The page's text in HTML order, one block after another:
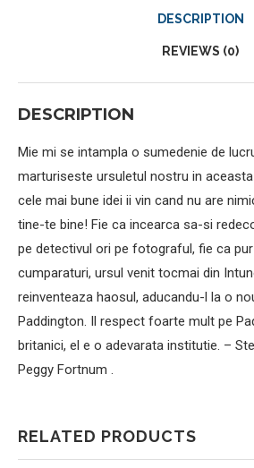
DESCRIPTION
REVIEWS (0)
DESCRIPTION
Mie mi se intampla o sumedenie de
marturiseste ursuletul nostru in
cele mai bune idei ii vin cand nu are
tine-te bine! Fie ca incearca sa-si
pe detectivul ori pe fotograful, fie ca
cumparaturi, ursul venit tocmai din
reinventeaza haosul, aducandu-l la o
Paddington. Il respect foarte mult pe
britanici, el e o adevarata institutie. –
Peggy Fortnum .
RELATED PRODUCTS